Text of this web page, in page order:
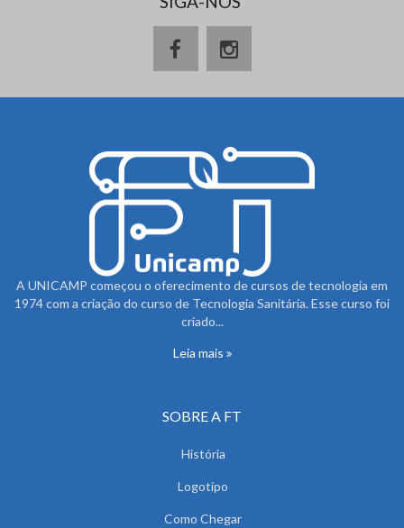
A UNICAMP começou o oferecimento de cursos de tecnologia em
1974 com a criação do curso de Tecnologia Sanitária. Esse curso foi
criado...
Leia mais
SOBRE A FT
História
Logotipo
Como Chegar